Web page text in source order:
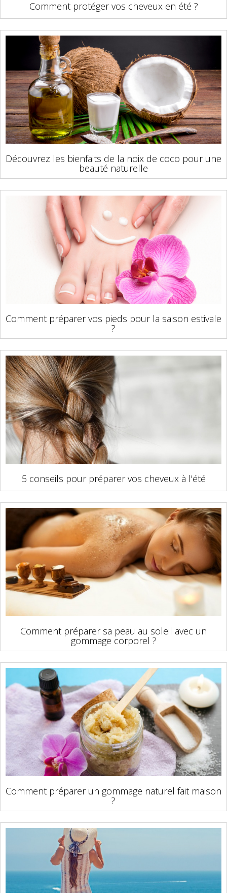
Comment protéger vos cheveux en été ?
Découvrez les bienfaits de la noix de coco pour une
beauté naturelle
Comment préparer vos pieds pour la saison estivale
?
5 conseils pour préparer vos cheveux à l'été
Comment préparer sa peau au soleil avec un
gommage corporel ?
Comment préparer un gommage naturel fait maison
?